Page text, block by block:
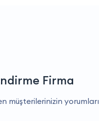
Firma
müşterilerinizin yorumları